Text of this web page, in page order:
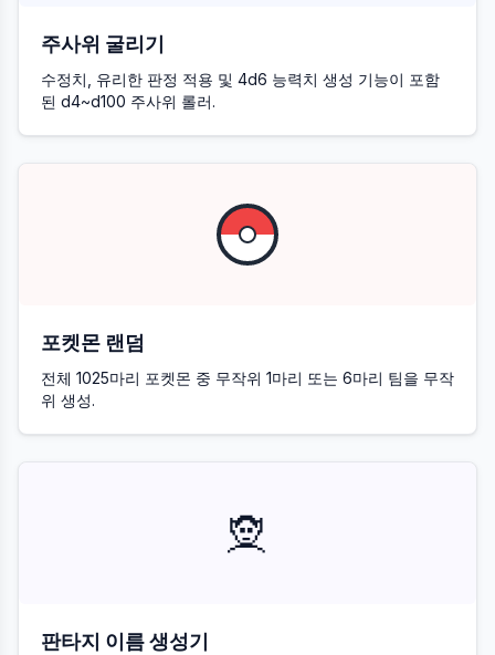
주사위 굴리기
수정치, 유리한 판정 적용 및 4d6 능력치 생성 기능이 포함
된 d4~d100 주사위 롤러.
포켓몬 랜덤
전체 1025마리 포켓몬 중 무작위 1마리 또는 6마리 팀을 무작
위 생성.
🧝
판타지 이름 생성기